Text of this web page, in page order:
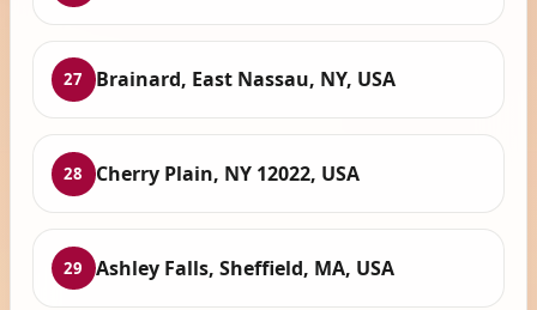
27 Brainard, East Nassau, NY, USA
28 Cherry Plain, NY 12022, USA
29 Ashley Falls, Sheffield, MA, USA